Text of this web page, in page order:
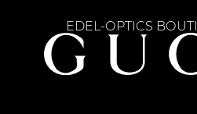
EDEL-OPTICS